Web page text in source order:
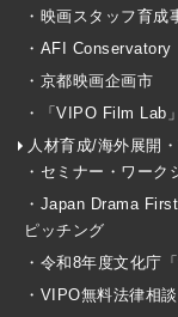
・映画スタッフ育成
・AFI Conservatory
・京都映画企画市
・「VIPO Film Lab」
人材育成/海外展開
・セミナー・ワーク
・Japan Drama
ピッチング
・令和8年度文化庁
・VIPO無料法律相談